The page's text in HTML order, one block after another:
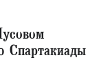
Спартакиады